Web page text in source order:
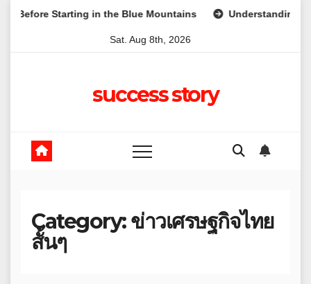
SkipStarting in the Blue Mountains Understanding
Sat. Aug 8th, 2026
success story
Category:ข่าวเศรษฐกิจไทย
สั้นๆ